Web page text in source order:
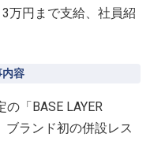
万円まで支給、社員紹
容
「BASE LAYER
ブランド初の併設レス